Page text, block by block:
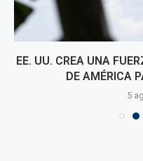
EE. UU. CREA UNA
DE AMÉRICA
5